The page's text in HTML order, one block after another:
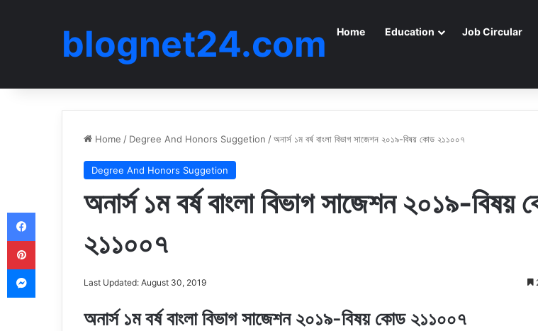
blognet24.com Home Education Job Circular
Home / Degree And Honors Suggetion /অনার্স ১ম বর্ষ বাংলা বিভাগ সাজেশন ২০১৯-বিষয় কোড ২১১০০৭
Degree And Honors Suggetion
অনার্স ১ম বর্ষ বাংলা বিভাগ সাজেশন ২০১৯-বিষয়
২১১০০৭
Last Updated: August 30, 2019
অনার্স ১ম বর্ষ বাংলা বিভাগ সাজেশন ২০১৯-বিষয় কোড ২১১০০৭
Facebook
Pinterest
Messenger